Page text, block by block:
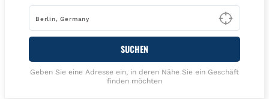
Type
SUCHEN
Geben Sie eine Adresse ein, in deren Nähe Sie ein Geschäft
finden möchten